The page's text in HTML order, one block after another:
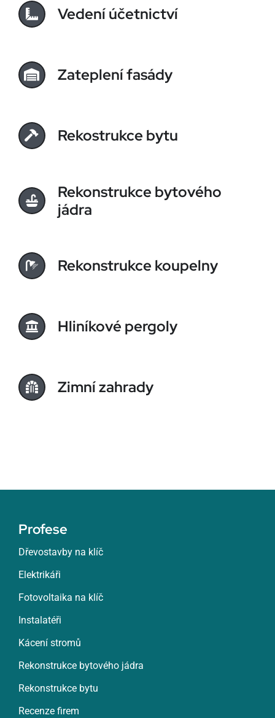
Vedení účetnictví
Zateplení fasády
Rekostrukce bytu
Rekonstrukce bytového
jádra
Rekonstrukce koupelny
Hliníkové pergoly
Zimní zahrady
Profese
Dřevostavby na klíč
Elektrikáři
Fotovoltaika na klíč
Instalatéři
Kácení stromů
Rekonstrukce bytového jádra
Rekonstrukce bytu
Recenze firem